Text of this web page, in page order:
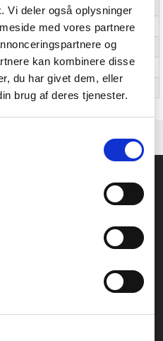
Vi deler også oplysninger
med vores partnere
og
kan kombinere disse
du har givet dem, eller
brug af deres tjenester.